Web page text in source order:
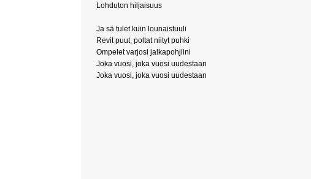
Lohduton hiljaisuus
Ja sä tulet kuin lounaistuuli
Revit puut, poltat niityt puhki
Ompelet varjosi jalkapohjiini
Joka vuosi, joka vuosi uudestaan
Joka vuosi, joka vuosi uudestaan